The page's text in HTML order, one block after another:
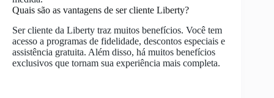
Quais são as vantagens de ser cliente Liberty?
Ser cliente da Liberty traz muitos benefícios. Você tem
acesso a programas de fidelidade, descontos especiais e
assistência gratuita. Além disso, há muitos benefícios
exclusivos que tornam sua experiência mais completa.